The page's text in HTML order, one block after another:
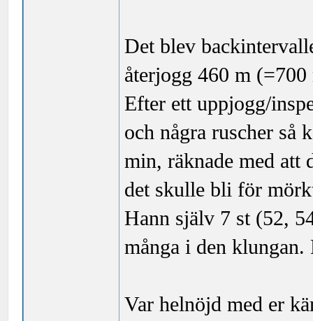
Det blev
återjogg 460 m
Efter ett uppjogg/
och några ruscher så
min, räknade med
det skulle bli för
Hann själv 7 st (52,
många i den
Var helnöjd med er